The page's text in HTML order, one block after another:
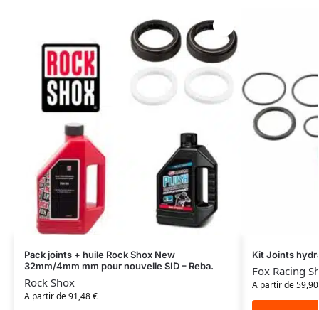
Pack joints + huile Rock Shox New
32mm/4mm mm pour nouvelle SID – Reba.
Rock Shox
A partir de 91,48 €
Kit Joints
Fox Racing
A partir de